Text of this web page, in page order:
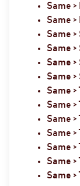
Same
Same >
Same
Same >
Same
Same
Same
Same >
Same >
Same >
Same
Same >
Same